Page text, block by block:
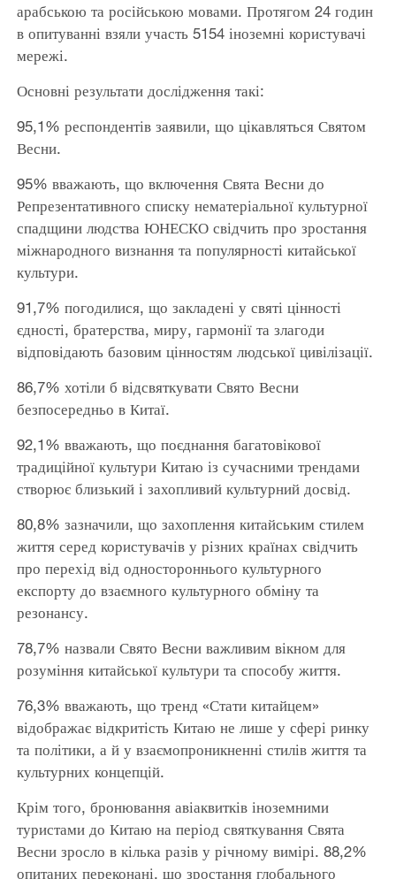
арабською та російською мовами. Протягом 24 годин
в опитуванні взяли участь 5154 іноземні користувачі
мережі.
Основні результати дослідження такі:
95,1% респондентів заявили, що цікавляться Святом
Весни.
95% вважають, що включення Свята Весни до
Репрезентативного списку нематеріальної культурної
спадщини людства ЮНЕСКО свідчить про зростання
міжнародного визнання та популярності китайської
культури.
91,7% погодилися, що закладені у святі цінності
єдності, братерства, миру, гармонії та злагоди
відповідають базовим цінностям людської цивілізації.
86,7% хотіли б відсвяткувати Свято Весни
безпосередньо в Китаї.
92,1% вважають, що поєднання багатовікової
традиційної культури Китаю із сучасними трендами
створює близький і захопливий культурний досвід.
80,8% зазначили, що захоплення китайським стилем
життя серед користувачів у різних країнах свідчить
про перехід від одностороннього культурного
експорту до взаємного культурного обміну та
резонансу.
78,7% назвали Свято Весни важливим вікном для
розуміння китайської культури та способу життя.
76,3% вважають, що тренд «Стати китайцем»
відображає відкритість Китаю не лише у сфері ринку
та політики, а й у взаємопроникненні стилів життя та
культурних концепцій.
Крім того, бронювання авіаквитків іноземними
туристами до Китаю на період святкування Свята
Весни зросло в кілька разів у річному вимірі. 88,2%
опитаних переконані, що зростання глобального